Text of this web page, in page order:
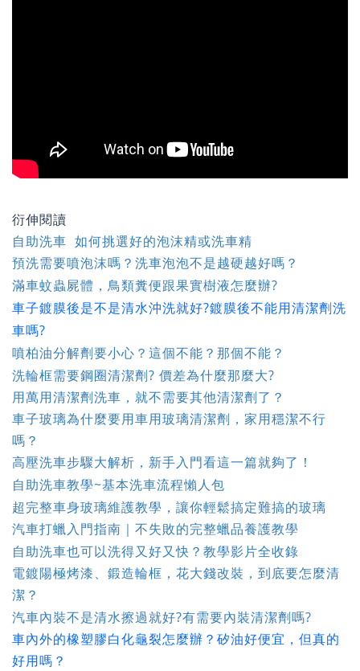
衍伸閱讀
自助洗車 如何挑選好的泡沫精或洗車精
預洗需要噴泡沫嗎？洗車泡泡不是越硬越好嗎？
滿車蚊蟲屍體，鳥類糞便跟果實樹液怎麼辦?
車子鍍膜後是不是清水沖洗就好?鍍膜後不能用清潔劑洗
車嗎?
噴柏油分解劑要小心？這個不能？那個不能？
洗輪框需要鋼圈清潔劑? 價差為什麼那麼大?
用萬用清潔劑洗車，就不需要其他清潔劑了？
車子玻璃為什麼要用車用玻璃清潔劑，家用穩潔不行
嗎？
高壓洗車步驟大解析，新手入門看這一篇就夠了！
自助洗車教學~基本洗車流程懶人包
超完整車身玻璃維護教學，讓你輕鬆搞定難搞的玻璃
汽車打蠟入門指南｜不失敗的完整蠟品養護教學
自助洗車也可以洗得又好又快？教學影片全收錄
電鍍陽極烤漆、鍛造輪框，花大錢改裝，到底要怎麼清
潔？
汽車內裝不是清水擦過就好?有需要內裝清潔劑嗎?
車內外的橡塑膠白化龜裂怎麼辦？矽油好便宜，但真的
好用嗎？